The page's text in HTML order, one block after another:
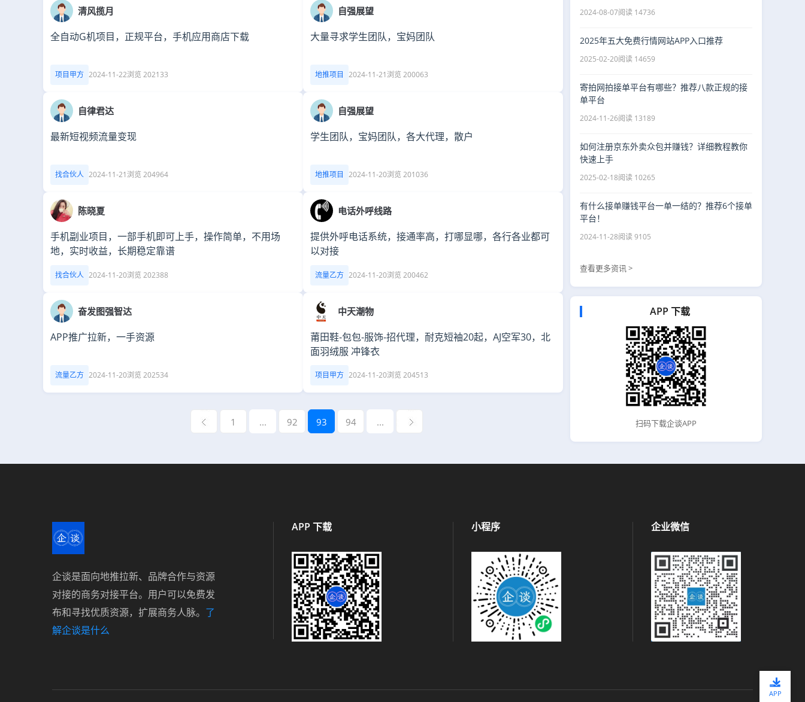
清风揽月
全自动G机项目，正规平台，手机应用商店下载
项目甲方 2024-11-22浏览 202133
自强展望
大量寻求学生团队，宝妈团队
地推项目 2024-11-21 浏览 200063
自律君达
最新短视频流量变现
找合伙人 2024-11-21 浏览 204964
自强展望
学生团队，宝妈团队，各大代理，散户
地推项目 2024-11-20浏览 201036
陈晓夏
手机副业项目，一部手机即可上手，操作简单，不用场
地，实时收益，长期稳定靠谱
找合伙人 2024-11-20浏览 202388
电话外呼线路
提供外呼电话系统，接通率高，打哪显哪，各行各业都可
以对接
流量乙方 2024-11-20浏览 200462
奋发图强智达
APP推广拉新，一手资源
流量乙方 2024-11-20浏览 202534
中天潮物
莆田鞋-包包-服饰-招代理，耐克短袖20起，AJ空军30，北
面羽绒服 冲锋衣
项目甲方 2024-11-20浏览 204513
1 ... 92 93 94 ...
2024-08-07阅读 14736
2025年五大免费行情网站APP入口推荐
2025-02-20阅读 14659
寄拍网拍接单平台有哪些？推荐八款正规的接
单平台
2024-11-26阅读 13189
如何注册京东外卖众包并赚钱？详细教程教你
快速上手
2025-02-18阅读 10265
有什么接单赚钱平台一单一结的？推荐6个接单
平台！
2024-11-28阅读 9105
查看更多资讯 >
APP 下载
扫码下载企谈APP
企谈是面向地推拉新、品牌合作与资源
对接的商务对接平台。用户可以免费发
布和寻找优质资源，扩展商务人脉。 了
解企谈是什么
APP 下载 小程序 企业微信
APP